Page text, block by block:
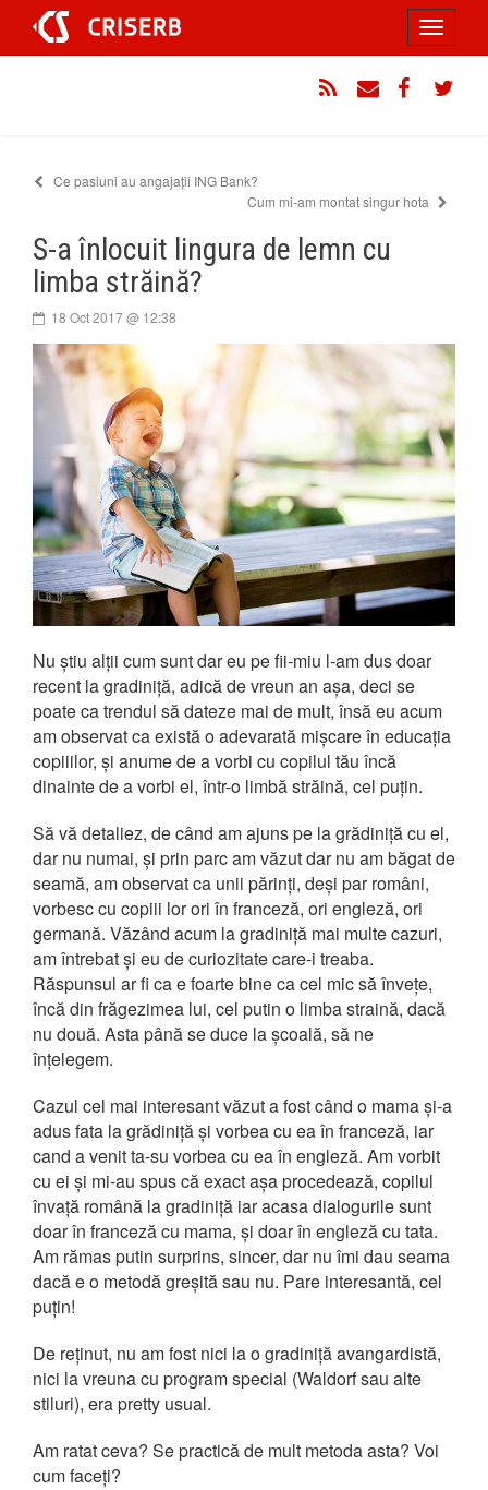
conținut
Toggle
Ce pasiuni au angajații ING Bank?
Cum mi-am montat singur hota
S-a înlocuit lingura de lemn cu
limba străină?
18 Oct 2017 @ 12:38
Nu știu alții cum sunt dar eu pe fii-miu l-am dus doar
recent la gradiniță, adică de vreun an așa, deci se
poate ca trendul să dateze mai de mult, însă eu acum
am observat ca există o adevarată mișcare în educația
copiiilor, și anume de a vorbi cu copilul tău încă
dinainte de a vorbi el, într-o limbă străină, cel puțin.
Să vă detaliez, de când am ajuns pe la grădiniță cu el,
dar nu numai, și prin parc am văzut dar nu am băgat de
seamă, am observat ca unii părinți, deși par români,
vorbesc cu copiii lor ori în franceză, ori engleză, ori
germană. Văzând acum la gradiniță mai multe cazuri,
am întrebat și eu de curiozitate care-i treaba.
Răspunsul ar fi ca e foarte bine ca cel mic să învețe,
încă din frăgezimea lui, cel putin o limba straină, dacă
nu două. Asta până se duce la școală, să ne
înțelegem.
Cazul cel mai interesant văzut a fost când o mama și-a
adus fata la grădiniță și vorbea cu ea în franceză, iar
cand a venit ta-su vorbea cu ea în engleză. Am vorbit
cu ei și mi-au spus că exact așa procedează, copilul
învață română la gradiniță iar acasa dialogurile sunt
doar în franceză cu mama, și doar în engleză cu tata.
Am rămas putin surprins, sincer, dar nu îmi dau seama
dacă e o metodă greșită sau nu. Pare interesantă, cel
puțin!
De reținut, nu am fost nici la o gradiniță avangardistă,
nici la vreuna cu program special (Waldorf sau alte
stiluri), era pretty usual.
Am ratat ceva? Se practică de mult metoda asta? Voi
cum faceți?